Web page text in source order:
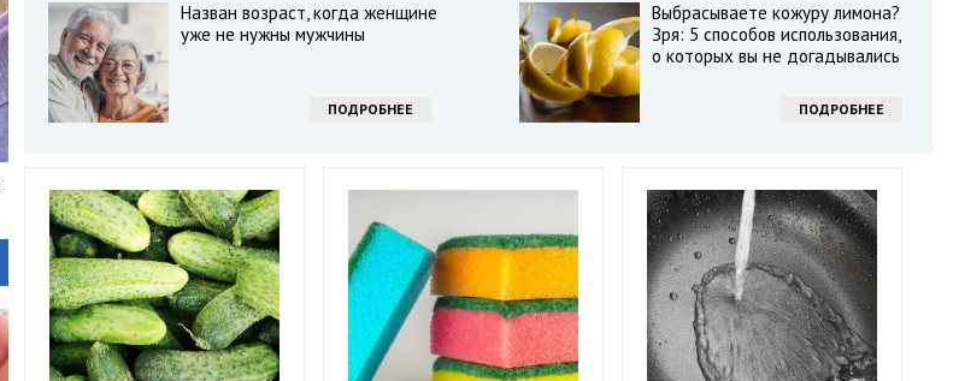
Назван возраст, когда женщине
уже не нужны мужчины
ПОДРОБНЕЕ
Выбрасываете кожуру лимона?
Зря: 5 способов использования,
о которых вы не догадывались
ПОДРОБНЕЕ